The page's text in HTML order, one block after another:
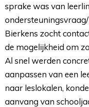
sprake was van
Bierkens zocht
de mogelijkheid om
Al snel werden
aanpassen van een
naar leslokalen,
aanvang van